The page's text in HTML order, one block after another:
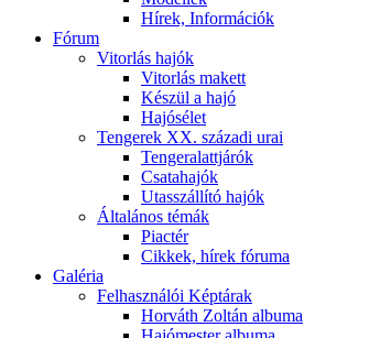
Hírek, Információk
Fórum
Vitorlás hajók
Vitorlás makett
Készül a hajó
Hajósélet
Tengerek XX. századi urai
Tengeralattjárók
Csatahajók
Utasszállító hajók
Általános témák
Piactér
Cikkek, hírek fóruma
Galéria
Felhasználói Képtárak
Horváth Zoltán albuma